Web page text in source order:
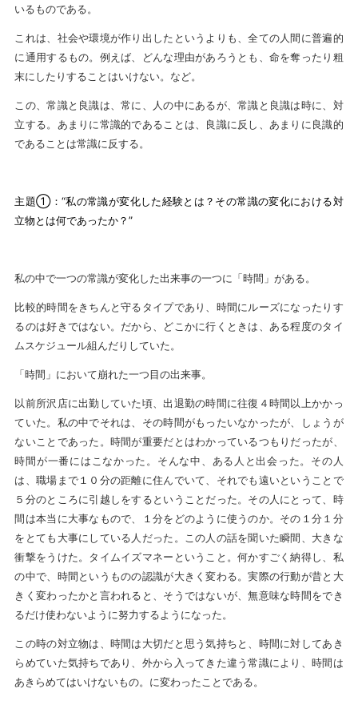
いるものである。
これは、社会や環境が作り出したというよりも、全ての人間に普遍的
に通用するもの。例えば、どんな理由があろうとも、命を奪ったり粗
末にしたりすることはいけない。など。
この、常識と良識は、常に、人の中にあるが、常識と良識は時に、対
立する。あまりに常識的であることは、良識に反し、あまりに良識的
であることは常識に反する。
主題①：“私の常識が変化した経験とは？その常識の変化における対
立物とは何であったか？”
私の中で一つの常識が変化した出来事の一つに「時間」がある。
比較的時間をきちんと守るタイプであり、時間にルーズになったりす
るのは好きではない。だから、どこかに行くときは、ある程度のタイ
ムスケジュール組んだりしていた。
「時間」において崩れた一つ目の出来事。
以前所沢店に出勤していた頃、出退勤の時間に往復４時間以上かかっ
ていた。私の中でそれは、その時間がもったいなかったが、しょうが
ないことであった。時間が重要だとはわかっているつもりだったが、
時間が一番にはこなかった。そんな中、ある人と出会った。その人
は、職場まで１０分の距離に住んでいて、それでも遠いということで
５分のところに引越しをするということだった。その人にとって、時
間は本当に大事なもので、１分をどのように使うのか。その１分１分
をとても大事にしている人だった。この人の話を聞いた瞬間、大きな
衝撃をうけた。タイムイズマネーということ。何かすごく納得し、私
の中で、時間というものの認識が大きく変わる。実際の行動が昔と大
きく変わったかと言われると、そうではないが、無意味な時間をでき
るだけ使わないように努力するようになった。
この時の対立物は、時間は大切だと思う気持ちと、時間に対してあき
らめていた気持ちであり、外から入ってきた違う常識により、時間は
あきらめてはいけないもの。に変わったことである。